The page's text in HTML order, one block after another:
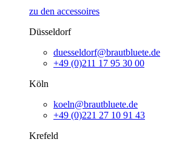
zu den accessoires
Düsseldorf
duesseldorf@brautbluete.de
+49 (0)211 17 95 30 00
Köln
koeln@brautbluete.de
+49 (0)221 27 10 91 43
Krefeld